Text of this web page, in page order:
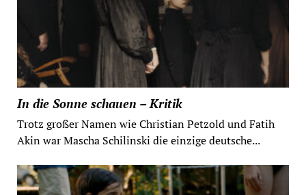
In die Sonne schauen – Kritik
Trotz großer Namen wie Christian Petzold und Fatih
Akin war Mascha Schilinski die einzige deutsche...